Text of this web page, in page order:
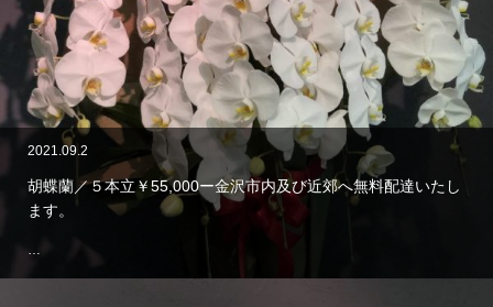
2021.09.2
胡蝶蘭／５本立￥55,000ー金沢市内及び近郊へ無料配達いたし
ます。
…